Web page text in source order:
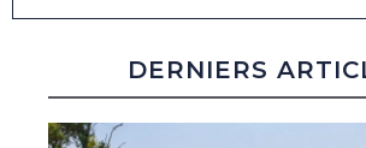
DERNIERS